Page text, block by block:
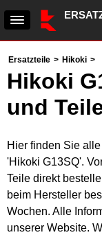
Ersatzteile > Hikoki >
Hikoki
und
Hier finden Sie
'Hikoki G13SQ'.
Teile direkt
beim Hersteller
Wochen. Alle
unserer Website.